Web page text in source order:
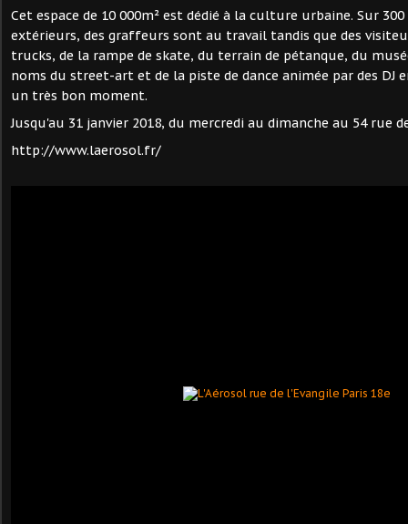
Cet espace de 10 000m² est dédié à la culture urbaine. Sur
extérieurs, des graffeurs sont au travail tandis que des
trucks, de la rampe de skate, du terrain de pétanque, du
noms du street-art et de la piste de dance animée par des DJ
un très bon moment.
Jusqu'au 31 janvier 2018, du mercredi au dimanche au 54 rue
http://www.laerosol.fr/